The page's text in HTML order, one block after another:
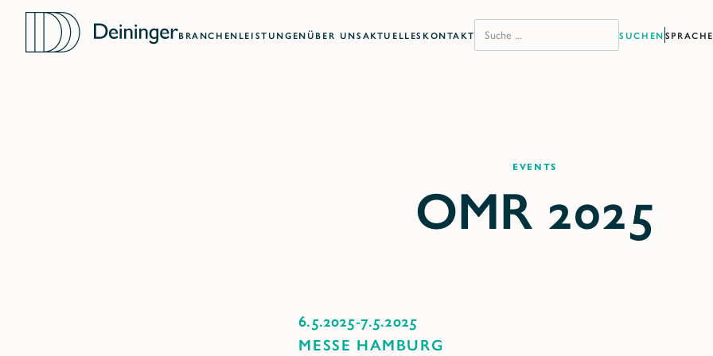
BRANCHENLEISTUNGENÜBER UNSAKTUELLES KONTAKT
Events
6.5.2025-7.5.2025
MESSE HAMBURG